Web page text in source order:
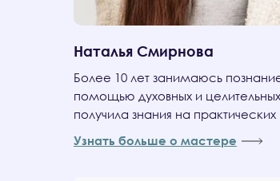
Узнать больше о мастере
Более 10 лет занимаюсь
помощью духовных и
получила знания на практических
Наталья Смирнова